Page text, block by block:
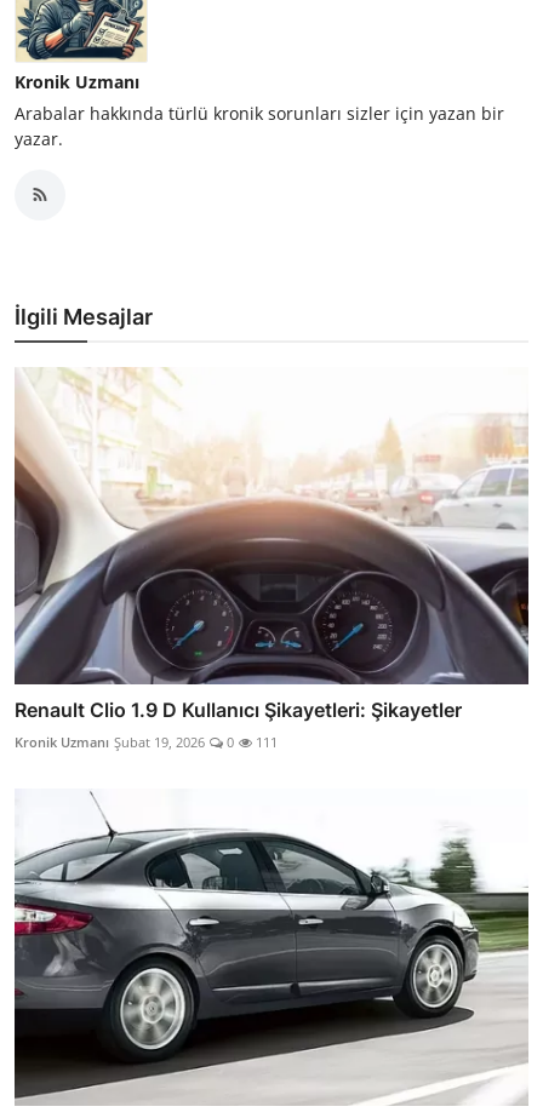
Kronik Uzmanı
Arabalar hakkında türlü kronik sorunları sizler için yazan bir
yazar.
İlgili Mesajlar
Renault Clio 1.9 D Kullanıcı Şikayetleri: Şikayetler
Kronik Uzmanı Şubat 19, 2026 0 111